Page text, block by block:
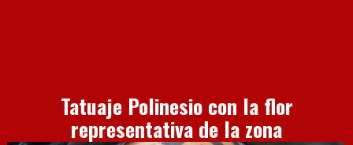
Tatuaje Polinesio con la flor
representativa de la zona